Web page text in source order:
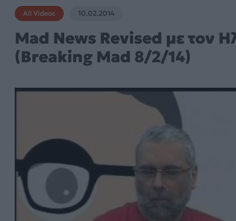
All Videos 10.02.2014
Mad News Revised με τον
(Breaking Mad 8/2/14)